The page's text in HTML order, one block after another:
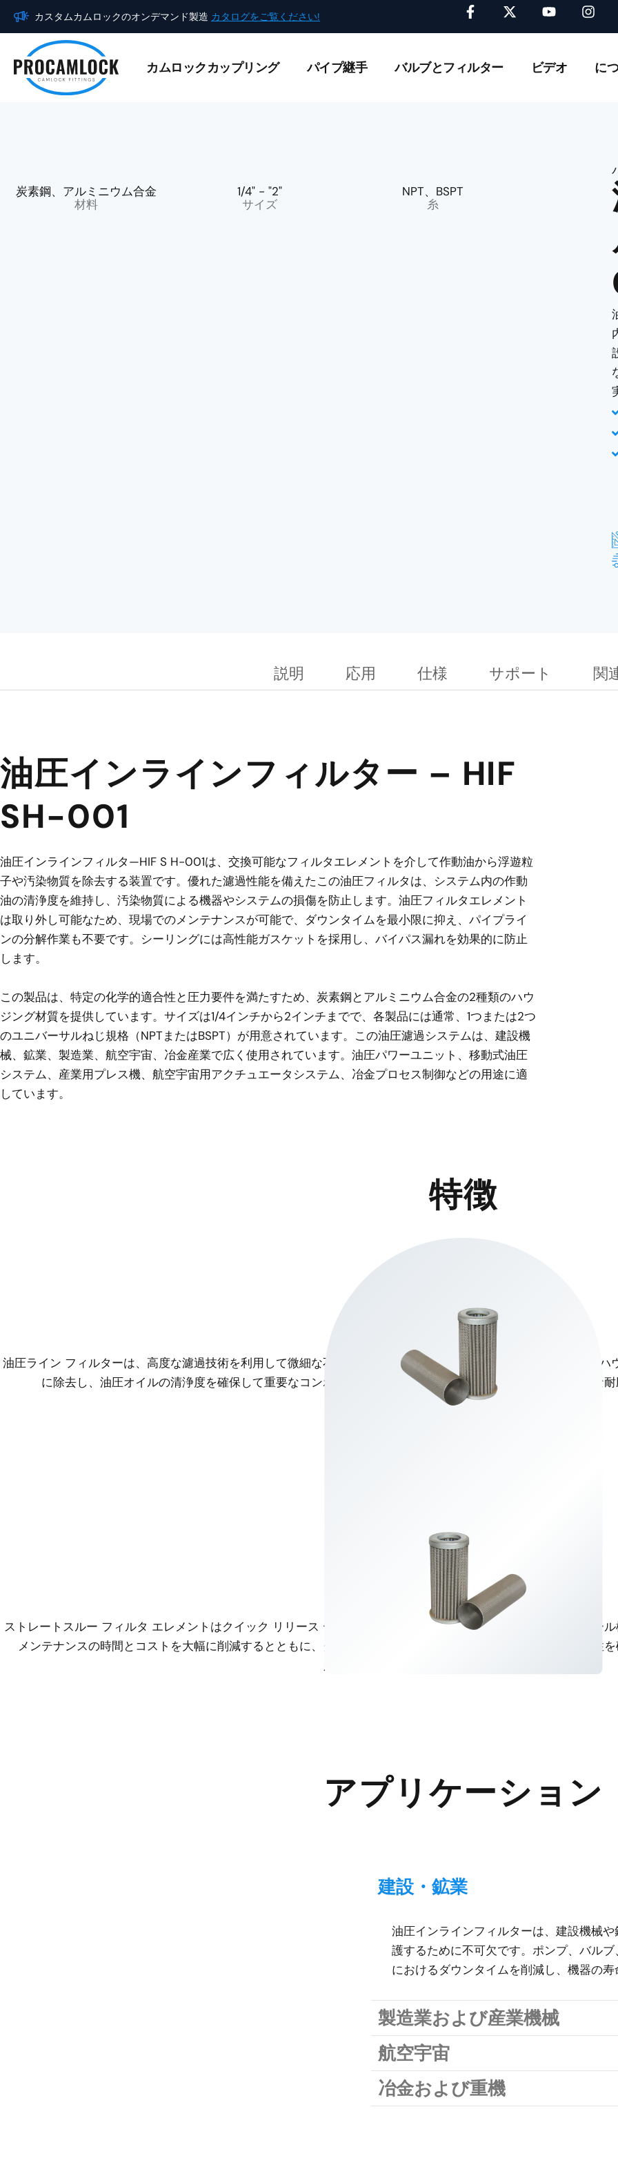
カスタムカムロックのオンデマンド製造 カタログをご覧ください! カスタムカムロックのオンデマンド製造
F
a
c
b
X
イ
ユ
チ
ー
イ
ス
グ
カムロックカップリング パイプ継手 バルブとフィルター ビデオ に
炭素鋼、アルミニウム合金
材料
1/4" - "2"
サイズ
NPT、BSPT
糸
説明 応用 仕様 サポート 関
油圧インラインフィルター – HIF
SH-001
油圧インラインフィルタ—HIF S H-001は、交換可能なフィルタエレメントを介して作動油から浮遊粒
子や汚染物質を除去する装置です。優れた濾過性能を備えたこの油圧フィルタは、システム内の作動
油の清浄度を維持し、汚染物質による機器やシステムの損傷を防止します。油圧フィルタエレメント
は取り外し可能なため、現場でのメンテナンスが可能で、ダウンタイムを最小限に抑え、パイプライ
ンの分解作業も不要です。シーリングには高性能ガスケットを採用し、バイパス漏れを効果的に防止
します。
この製品は、特定の化学的適合性と圧力要件を満たすため、炭素鋼とアルミニウム合金の2種類のハウ
ジング材質を提供しています。サイズは1/4インチから2インチまでで、各製品には通常、1つまたは2つ
のユニバーサルねじ規格（NPTまたはBSPT）が用意されています。この油圧濾過システムは、建設機
械、鉱業、製造業、航空宇宙、冶金産業で広く使用されています。油圧パワーユニット、移動式油圧
システム、産業用プレス機、航空宇宙用アクチュエータシステム、冶金プロセス制御などの用途に適
しています。
特徴
高効率ろ過
油圧ライン フィルターは、高度な濾過技術を利用して微細な不純物や汚染物質を効果的
に除去し、油圧オイルの清浄度を確保して重要なコンポーネントを保護します。
丈夫で耐久性のある素材
油圧システム フィルター ハ
な動作環境に耐える強力な
メンテナンスが簡単
ストレートスルー フィルタ エレメントはクイック リリース デザインを採用しており、
メンテナンスの時間とコストを大幅に削減するとともに、ダウンタイムを最小限に抑
信頼性の高いシーリング
高圧油圧フィルターのシー
システムの完全性と安全性
アプリケーション
建設・鉱業
油圧インラインフィルターは、建設機械
護するために不可欠です。ポンプ、バル
におけるダウンタイムを削減し、機器の
製造業および産業機械
航空宇宙
冶金および重機